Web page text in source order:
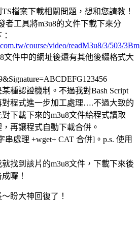
檔案下載相關問題，想和您請教！
者工具將m3u8的文件下載下來分
course/video/readM3u8/3/503/
文件中的網址後還有其他後綴格式大
種認證機制。不過我對Bash Script
對程式進一步加工處理….不過大致的
下載下來的m3u8文件給程式讀取
再讓程式自動下載合併。
串處理 +wget+ CAT 合併]。p.s. 使用
找到該片的m3u8文件，下載下來後
囉！
盼大神回復了！